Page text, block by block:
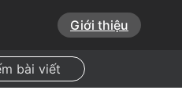
Giới thiệu